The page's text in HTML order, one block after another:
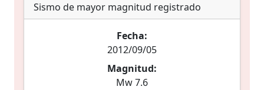
Sismo de mayor magnitud registrado
Fecha:
2012/09/05
Magnitud:
Mw 7.6